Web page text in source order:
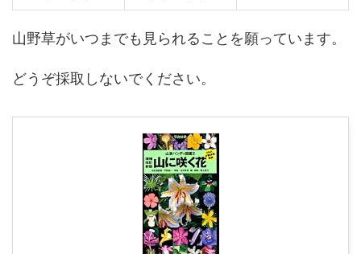
山野草がいつまでも見られることを願っています。
どうぞ採取しないでください。